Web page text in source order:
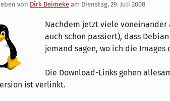
von Dirk Deimeke am Dienstag, 29. Juli 2008
Nachdem jetzt viele
auch schon passiert), dass
jemand sagen, wo ich die Images
Die Download-Links gehen
ist verlinkt.